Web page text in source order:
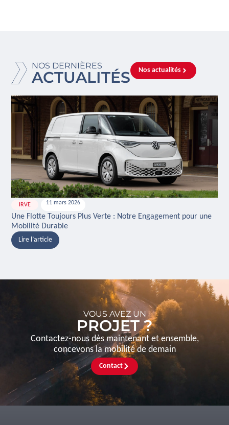
NOS DERNIÈRES
ACTUALITÉS Nos actualités
IRVE 11 mars 2026
Une Flotte Toujours Plus Verte : Notre Engagement pour une
Mobilité Durable
Lire l’article
VOUS AVEZ UN
PROJET ?
Contactez-nous dès maintenant et ensemble,
concevons la mobilité de demain
Contact